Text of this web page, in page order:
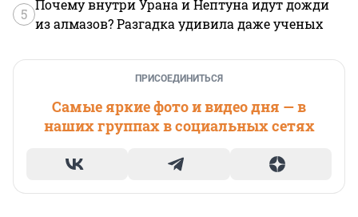
5
Почему внутри Урана и Нептуна идут дожди
из алмазов? Разгадка удивила даже ученых
ПРИСОЕДИНИТЬСЯ
Самые яркие фото и видео дня — в
наших группах в социальных сетях